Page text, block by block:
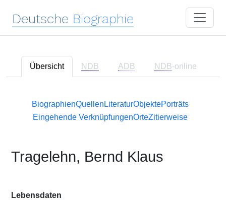
Deutsche Biographie
Übersicht NDB ADB NDB-online
BiographienQuellen LiteraturObjektePorträts
Eingehende VerknüpfungenOrteZitierweise
Tragelehn, Bernd Klaus
Lebensdaten